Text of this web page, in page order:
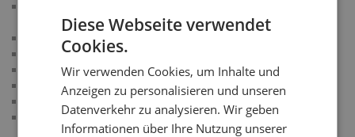
gleichen DN
Schwere Reihe
Dichtung für Kegel
Arbeitsdruck: 250 bar
Dichtung: NBR
Material: Stahl
Arbeitstemperatur: -25 °C/+100 °C
Diese Webseite verwendet
Cookies.
Wir verwenden Cookies, um Inhalte und
Anzeigen zu personalisieren und unseren
Datenverkehr zu analysieren. Wir geben
Informationen über Ihre Nutzung unserer